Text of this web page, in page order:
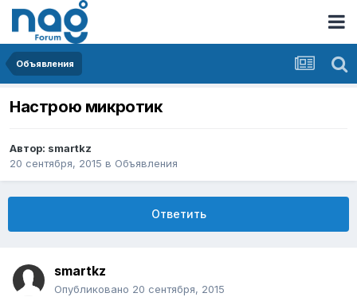
Объявления
Настрою микротик
Автор: smartkz
20 сентября, 2015 в Объявления
Ответить
smartkz
Опубликовано 20 сентября, 2015